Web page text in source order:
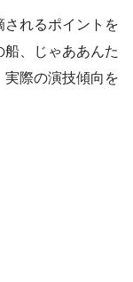
れるポイントを
、じゃああんた
実際の演技傾向を